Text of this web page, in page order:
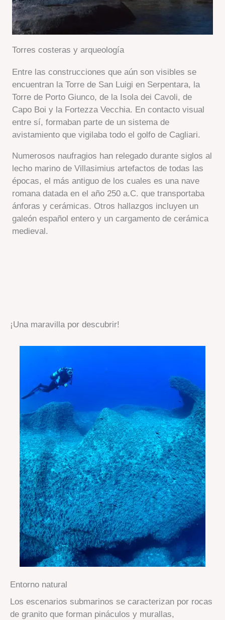
Torres costeras y arqueología
Entre las construcciones que aún son visibles se
encuentran la Torre de San Luigi en Serpentara, la
Torre de Porto Giunco, de la Isola dei Cavoli, de
Capo Boi y la Fortezza Vecchia. En contacto visual
entre sí, formaban parte de un sistema de
avistamiento que vigilaba todo el golfo de Cagliari.
Numerosos naufragios han relegado durante siglos al
lecho marino de Villasimius artefactos de todas las
épocas, el más antiguo de los cuales es una nave
romana datada en el año 250 a.C. que transportaba
ánforas y cerámicas. Otros hallazgos incluyen un
galeón español entero y un cargamento de cerámica
medieval.
¡Una maravilla por descubrir!
Entorno natural
Los escenarios submarinos se caracterizan por rocas
de granito que forman pináculos y murallas,